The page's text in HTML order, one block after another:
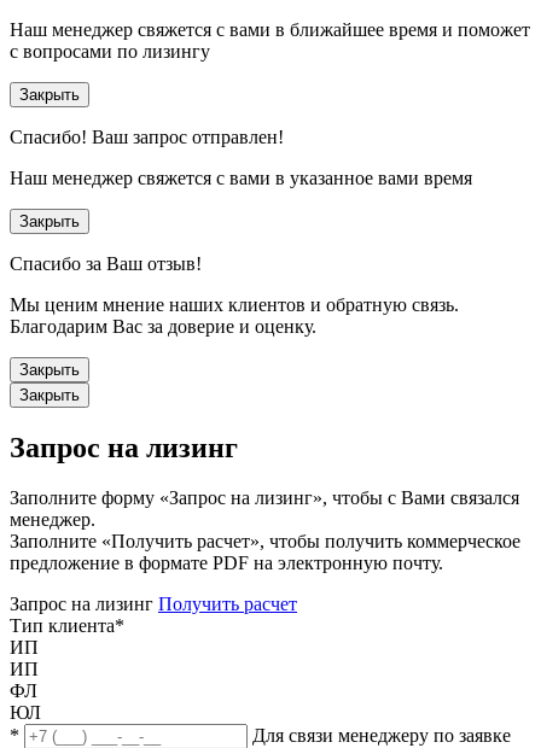
Наш менеджер свяжется с вами в ближайшее время и поможет
с вопросами по лизингу
Закрыть
Спасибо! Ваш запрос отправлен!
Наш менеджер свяжется с вами в указанное вами время
Закрыть
Спасибо за Ваш отзыв!
Мы ценим мнение наших клиентов и обратную связь.
Благодарим Вас за доверие и оценку.
Закрыть
Закрыть
Запрос на лизинг
Заполните форму «Запрос на лизинг», чтобы с Вами связался
менеджер.
Заполните «Получить расчет», чтобы получить коммерческое
предложение в формате PDF на электронную почту.
Запрос на лизинг Получить расчет
Тип клиента*
ИП
ИП
ФЛ
ЮЛ
*
Для связи менеджеру по заявке